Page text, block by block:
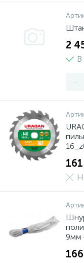
2
В
-
9мм